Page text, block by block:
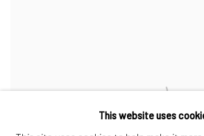
This website uses